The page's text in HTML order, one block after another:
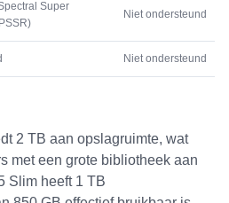
Super
Niet ondersteund
Niet ondersteund
2 TB aan opslagruimte, wat
met een grote bibliotheek aan
Slim heeft 1 TB